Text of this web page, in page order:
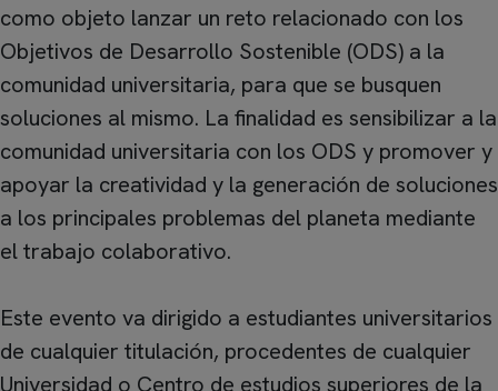
como objeto lanzar un reto relacionado con los
Objetivos de Desarrollo Sostenible (ODS) a la
comunidad universitaria, para que se busquen
soluciones al mismo. La finalidad es sensibilizar a la
comunidad universitaria con los ODS y promover y
apoyar la creatividad y la generación de soluciones
a los principales problemas del planeta mediante
el trabajo colaborativo.
Este evento va dirigido a estudiantes universitarios
de cualquier titulación, procedentes de cualquier
Universidad o Centro de estudios superiores de la